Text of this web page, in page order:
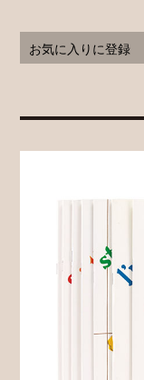
お気に入りに登録